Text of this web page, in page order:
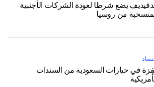
يضع شرطا لعودة الشركات الأجنبية
من روسيا
في حيازات السعودية من السندات